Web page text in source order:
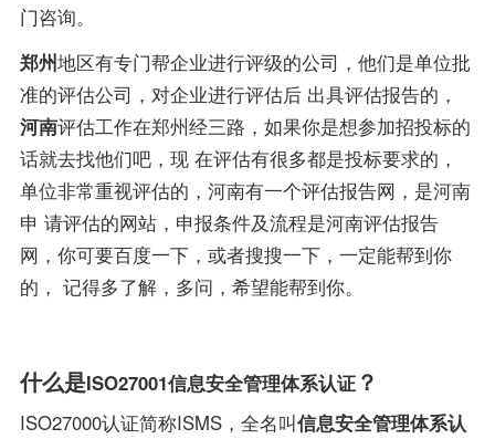
门咨询。
郑州地区有专门帮企业进行评级的公司，他们是单位批
准的评估公司，对企业进行评估后 出具评估报告的，
河南评估工作在郑州经三路，如果你是想参加招投标的
话就去找他们吧，现 在评估有很多都是投标要求的，
单位非常重视评估的，河南有一个评估报告网，是河南
申 请评估的网站，申报条件及流程是河南评估报告
网，你可要百度一下，或者搜搜一下，一定能帮到你
的， 记得多了解，多问，希望能帮到你。
什么是ISO27001信息安全管理体系认证？
ISO27000认证简称ISMS，全名叫信息安全管理体系认